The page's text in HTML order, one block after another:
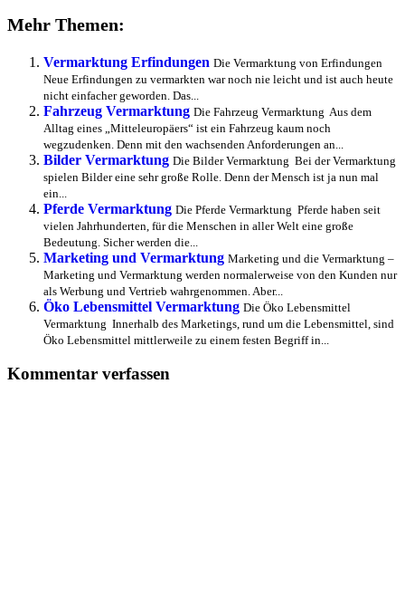
Mehr Themen:
Vermarktung Erfindungen Die Vermarktung von Erfindungen
Neue Erfindungen zu vermarkten war noch nie leicht und ist auch heute
nicht einfacher geworden. Das...
Fahrzeug Vermarktung Die Fahrzeug Vermarktung Aus dem
Alltag eines „Mitteleuropäers“ ist ein Fahrzeug kaum noch
wegzudenken. Denn mit den wachsenden Anforderungen an...
Bilder Vermarktung Die Bilder Vermarktung Bei der Vermarktung
spielen Bilder eine sehr große Rolle. Denn der Mensch ist ja nun mal
ein...
Pferde Vermarktung Die Pferde Vermarktung Pferde haben seit
vielen Jahrhunderten, für die Menschen in aller Welt eine große
Bedeutung. Sicher werden die...
Marketing und Vermarktung Marketing und die Vermarktung –
Marketing und Vermarktung werden normalerweise von den Kunden nur
als Werbung und Vertrieb wahrgenommen. Aber...
Öko Lebensmittel Vermarktung Die Öko Lebensmittel
Vermarktung Innerhalb des Marketings, rund um die Lebensmittel, sind
Öko Lebensmittel mittlerweile zu einem festen Begriff in...
Kommentar verfassen